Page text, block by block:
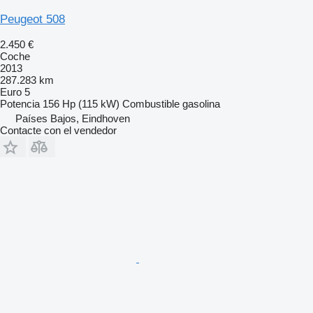
Peugeot 508
2.450 €
Coche
2013
287.283 km
Euro 5
Potencia 156 Hp (115 kW) Combustible gasolina
Países Bajos, Eindhoven
Contacte con el vendedor